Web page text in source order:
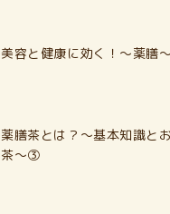
美容と健康に効く！〜薬膳〜
薬膳茶とは？〜基本知識と
茶〜③